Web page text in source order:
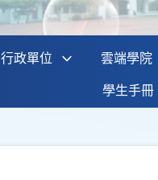
行政單位 雲端學院
學生手冊